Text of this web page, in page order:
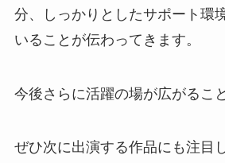
分、しっかりとしたサポート環
いることが伝わってきます。
今後さらに活躍の場が広がるこ
ぜひ次に出演する作品にも注目